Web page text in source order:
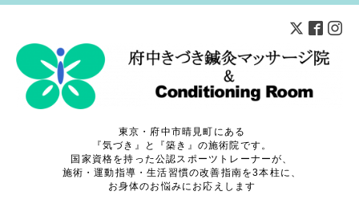
東京・府中市晴見町にある
『気づき』と『築き』の施術院です。
国家資格を持った公認スポーツトレーナーが、
施術・運動指導・生活習慣の改善指南を3本柱に、
お身体のお悩みにお応えします